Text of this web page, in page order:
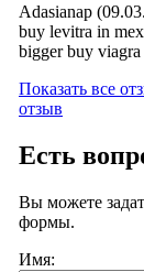
Adasianap
buy levitra in
bigger buy
Показать все
отзыв
Есть
Вы можете
формы.
Имя: